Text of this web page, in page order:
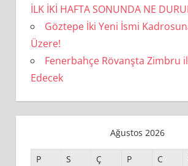
İLK İKİ HAFTA SONUNDA NE
Göztepe İki Yeni İsmi
Üzere!
Fenerbahçe Rövanşta Zimbru
Edecek
Ağustos 2026
P S Ç P C